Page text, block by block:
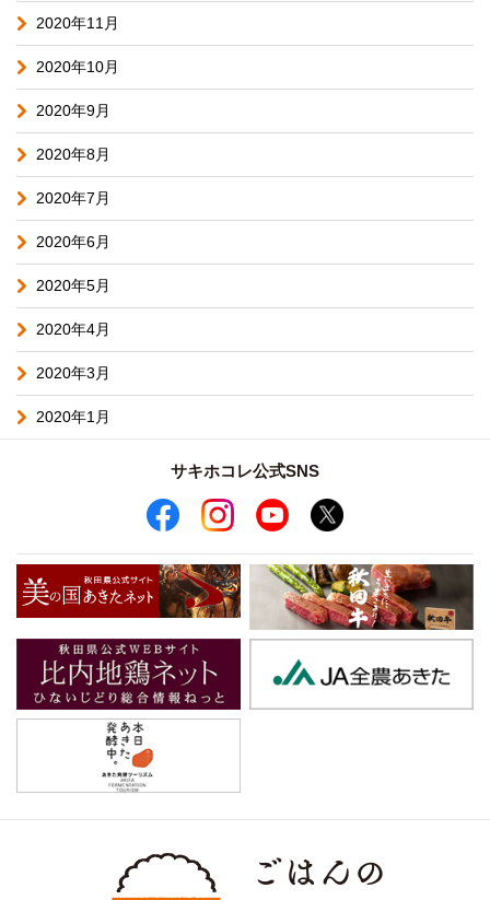
2020年11月
2020年10月
2020年9月
2020年8月
2020年7月
2020年6月
2020年5月
2020年4月
2020年3月
2020年1月
サキホコレ公式SNS